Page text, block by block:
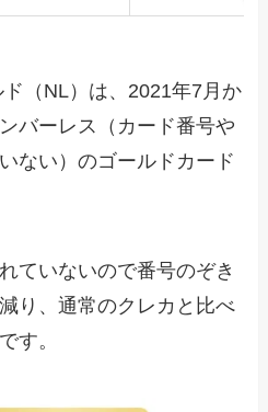
（NL）は、2021年7月か
バーレス（カード番号や
ない）のゴールドカード
ていないので番号のぞき
り、通常のクレカと比べ
す。